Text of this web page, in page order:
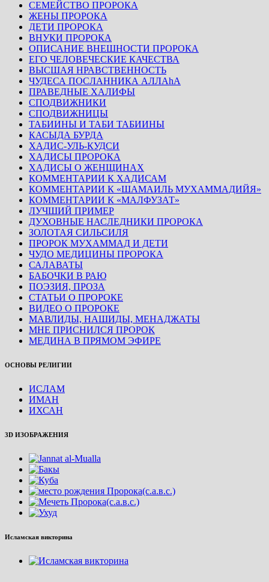
СЕМЕЙСТВО ПРОРОКА
ЖЕНЫ ПРОРОКА
ДЕТИ ПРОРОКА
ВНУКИ ПРОРОКА
ОПИСАНИЕ ВНЕШНОСТИ ПРОРОКА
ЕГО ЧЕЛОВЕЧЕСКИЕ КАЧЕСТВА
ВЫСШАЯ НРАВСТВЕННОСТЬ
ЧУДЕСА ПОСЛАННИКА АЛЛАhА
ПРАВЕДНЫЕ ХАЛИФЫ
СПОДВИЖНИКИ
СПОДВИЖНИЦЫ
ТАБИИНЫ И ТАБИ ТАБИИНЫ
КАСЫДА БУРДА
ХАДИС-УЛЬ-КУДСИ
ХАДИСЫ ПРОРОКА
ХАДИСЫ О ЖЕНЩИНАХ
КОММЕНТАРИИ К ХАДИСАМ
КОММЕНТАРИИ К «ШАМАИЛЬ МУХАММАДИЙЯ»
КОММЕНТАРИИ К «МАЛФУЗАТ»
ЛУЧШИЙ ПРИМЕР
ДУХОВНЫЕ НАСЛЕДНИКИ ПРОРОКА
ЗОЛОТАЯ СИЛЬСИЛЯ
ПРОРОК МУХАММАД И ДЕТИ
ЧУДО МЕДИЦИНЫ ПРОРОКА
САЛАВАТЫ
БАБОЧКИ В РАЮ
ПОЭЗИЯ, ПРОЗА
СТАТЬИ О ПРОРОКЕ
ВИДЕО О ПРОРОКЕ
МАВЛИДЫ, НАШИДЫ, МЕНАДЖАТЫ
МНЕ ПРИСНИЛСЯ ПРОРОК
МЕДИНА В ПРЯМОМ ЭФИРЕ
ОСНОВЫ РЕЛИГИИ
ИСЛАМ
ИМАН
ИХСАН
3D ИЗОБРАЖЕНИЯ
Исламская викторина